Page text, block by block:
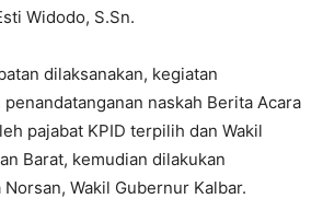
Widodo, S.Sn.
dilaksanakan, kegiatan
naskah Berita Acara
pajabat KPID terpilih dan Wakil
Barat, kemudian dilakukan
Wakil Gubernur Kalbar.